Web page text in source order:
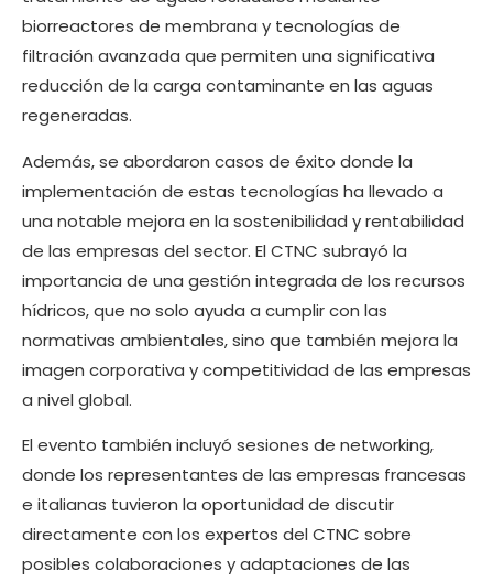
biorreactores de membrana y tecnologías de
filtración avanzada que permiten una significativa
reducción de la carga contaminante en las aguas
regeneradas.
Además, se abordaron casos de éxito donde la
implementación de estas tecnologías ha llevado a
una notable mejora en la sostenibilidad y rentabilidad
de las empresas del sector. El CTNC subrayó la
importancia de una gestión integrada de los recursos
hídricos, que no solo ayuda a cumplir con las
normativas ambientales, sino que también mejora la
imagen corporativa y competitividad de las empresas
a nivel global.
El evento también incluyó sesiones de networking,
donde los representantes de las empresas francesas
e italianas tuvieron la oportunidad de discutir
directamente con los expertos del CTNC sobre
posibles colaboraciones y adaptaciones de las